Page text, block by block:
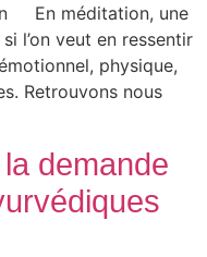
En méditation, une
l’on veut en ressentir
physique,
Retrouvons nous
demande